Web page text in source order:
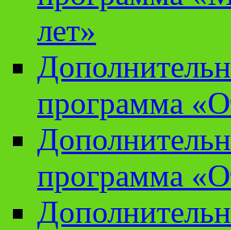
лет»
программа
программа